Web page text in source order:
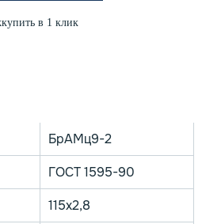
купить в 1 клик
БрАМц9-2
ГОСТ 1595-90
115х2,8